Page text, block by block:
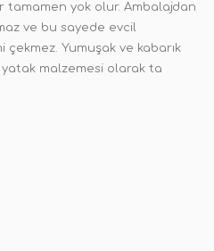
tamamen yok olur. Ambalajdan
ve bu sayede evcil
çekmez. Yumuşak ve kabarık
malzemesi olarak ta